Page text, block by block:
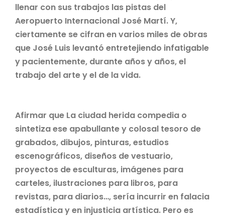
llenar con sus trabajos las pistas del
Aeropuerto Internacional José Martí. Y,
ciertamente se cifran en varios miles de obras
que José Luis levantó entretejiendo infatigable
y pacientemente, durante años y años, el
trabajo del arte y el de la vida.
Afirmar que La ciudad herida compedia o
sintetiza ese apabullante y colosal tesoro de
grabados, dibujos, pinturas, estudios
escenográficos, diseños de vestuario,
proyectos de esculturas, imágenes para
carteles, ilustraciones para libros, para
revistas, para diarios…, sería incurrir en falacia
estadística y en injusticia artística. Pero es